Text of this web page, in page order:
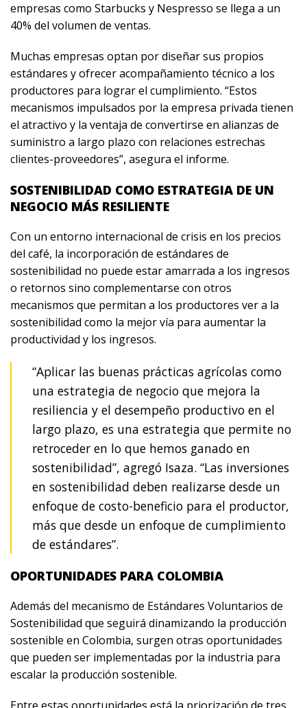
empresas como Starbucks y Nespresso se llega a un
40% del volumen de ventas.
Muchas empresas optan por diseñar sus propios
estándares y ofrecer acompañamiento técnico a los
productores para lograr el cumplimiento. “Estos
mecanismos impulsados por la empresa privada tienen
el atractivo y la ventaja de convertirse en alianzas de
suministro a largo plazo con relaciones estrechas
clientes-proveedores”, asegura el informe.
SOSTENIBILIDAD COMO ESTRATEGIA DE UN
NEGOCIO MÁS RESILIENTE
Con un entorno internacional de crisis en los precios
del café, la incorporación de estándares de
sostenibilidad no puede estar amarrada a los ingresos
o retornos sino complementarse con otros
mecanismos que permitan a los productores ver a la
sostenibilidad como la mejor vía para aumentar la
productividad y los ingresos.
“Aplicar las buenas prácticas agrícolas como
una estrategia de negocio que mejora la
resiliencia y el desempeño productivo en el
largo plazo, es una estrategia que permite no
retroceder en lo que hemos ganado en
sostenibilidad”, agregó Isaza. “Las inversiones
en sostenibilidad deben realizarse desde un
enfoque de costo-beneficio para el productor,
más que desde un enfoque de cumplimiento
de estándares”.
OPORTUNIDADES PARA COLOMBIA
Además del mecanismo de Estándares Voluntarios de
Sostenibilidad que seguirá dinamizando la producción
sostenible en Colombia, surgen otras oportunidades
que pueden ser implementadas por la industria para
escalar la producción sostenible.